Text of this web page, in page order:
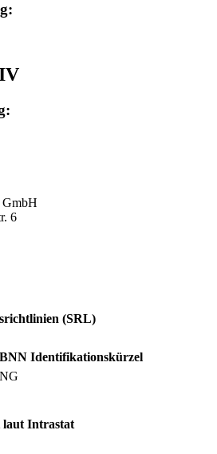
6
(SRL)
BNN Identifikationskürzel
NG
laut Intrastat